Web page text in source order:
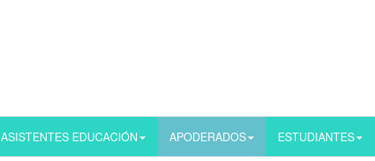
ASISTENTES EDUCACIÓN APODERADOS ESTUDIANTES